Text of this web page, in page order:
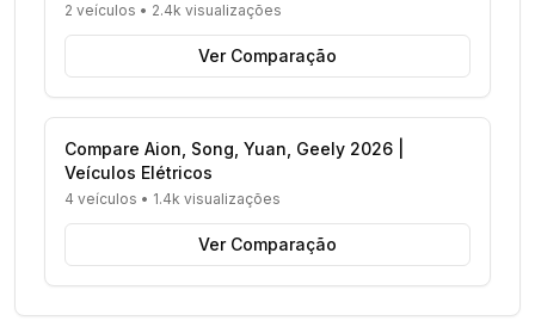
2 veículos • 2.4k visualizações
Ver Comparação
Compare Aion, Song, Yuan, Geely 2026 |
Veículos Elétricos
4 veículos • 1.4k visualizações
Ver Comparação